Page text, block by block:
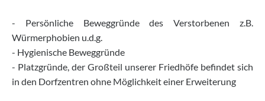
- Persönliche Beweggründe des Verstorbenen z.B.
Würmerphobien u.d.g.
- Hygienische Beweggründe
- Platzgründe, der Großteil unserer Friedhöfe befindet sich
in den Dorfzentren ohne Möglichkeit einer Erweiterung